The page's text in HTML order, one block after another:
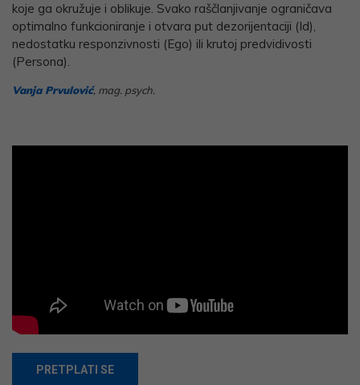
koje ga okružuje i oblikuje. Svako raščlanjivanje ograničava
optimalno funkcioniranje i otvara put dezorijentaciji (Id),
nedostatku responzivnosti (Ego) ili krutoj predvidivosti
(Persona).
Vanja Prvulović, mag. psych.
PRETPLATI SE